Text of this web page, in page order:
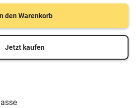
den Warenkorb
Jetzt kaufen